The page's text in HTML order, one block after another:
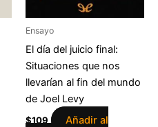
Ensayo
El día del juicio final:
Situaciones que nos
llevarían al fin del mundo
de Joel Levy
$109
Añadir al